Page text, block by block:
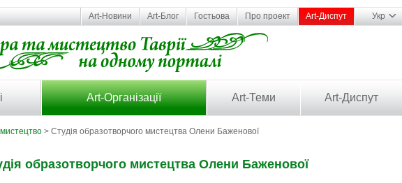
Art-Новини Art-Блог Гостьова Про проект Art-Диспут Укр
Art-Організації Art-Теми Art-Диспут
> Студія образотворчого мистецтва Олени Баженової
образотворчого мистецтва Олени Баженової